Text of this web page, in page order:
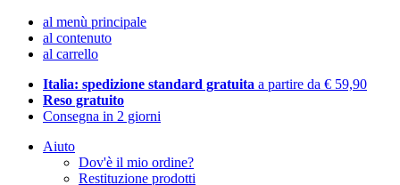
al menù principale
al contenuto
al carrello
Italia: spedizione standard gratuita a partire da € 59,90
Reso gratuito
Consegna in 2 giorni
Aiuto
Dov'è il mio ordine?
Restituzione prodotti